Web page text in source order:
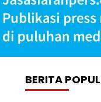
BERITA